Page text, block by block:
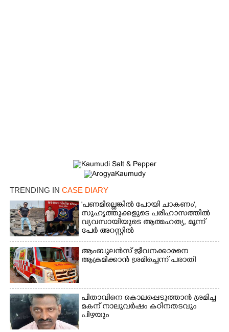
TRENDING IN CASE DIARY
'പണമില്ലെങ്കിൽ പോയി ചാകണം',
സുഹൃത്തുക്കളുടെ പരിഹാസത്തിൽ
വ്യവസായിയുടെ ആത്മഹത്യ, മൂന്ന്
പേർ അറസ്റ്റിൽ
ആംബുലൻസ് ജീവനക്കാരനെ
ആക്രമിക്കാൻ ശ്രമിച്ചെന്ന് പരാതി
പിതാവിനെ കൊലപ്പെടുത്താൻ ശ്രമിച്ച
മകന് നാലുവർഷം കഠിനതടവും
പിഴയും
Copy Link